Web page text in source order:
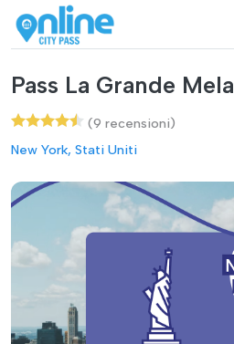
Pass La Grande Mela
(9 recensioni)
New York, Stati Uniti